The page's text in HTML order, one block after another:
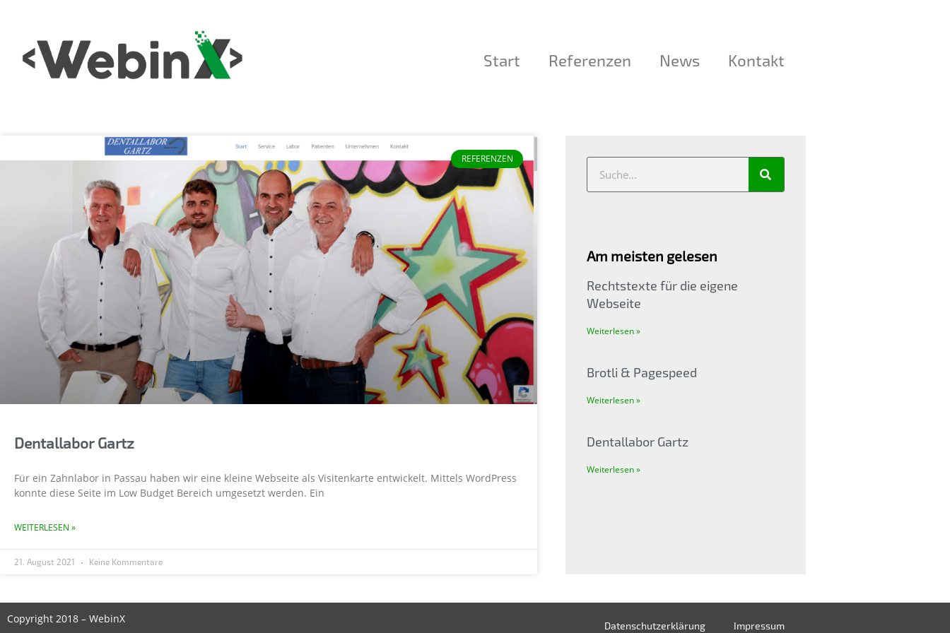
Start Referenzen News Kontakt
REFERENZEN
Dentallabor Gartz
Für ein Zahnlabor in Passau haben wir eine kleine Webseite als Visitenkarte entwickelt. Mittels WordPress
konnte diese Seite im Low Budget Bereich umgesetzt werden. Ein
WEITERLESEN »
21. August 2021 Keine Kommentare
Am meisten gelesen
Rechtstexte für die eigene
Webseite
Weiterlesen »
Brotli & Pagespeed
Weiterlesen »
Dentallabor Gartz
Weiterlesen »
Copyright 2018 – WebinX Datenschutzerklärung Impressum